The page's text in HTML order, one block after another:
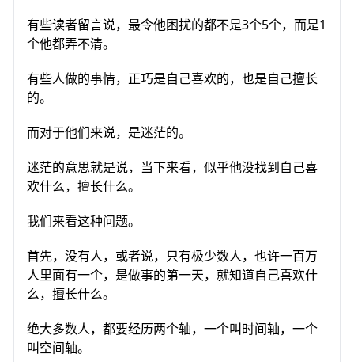
有些读者留言说，最令他困扰的都不是3个5个，而是1
个他都弄不清。
有些人做的事情，正巧是自己喜欢的，也是自己擅长
的。
而对于他们来说，是迷茫的。
迷茫的意思就是说，当下来看，似乎他没找到自己喜
欢什么，擅长什么。
我们来看这种问题。
首先，没有人，或者说，只有极少数人，也许一百万
人里面有一个，是做事的第一天，就知道自己喜欢什
么，擅长什么。
绝大多数人，都要经历两个轴，一个叫时间轴，一个
叫空间轴。